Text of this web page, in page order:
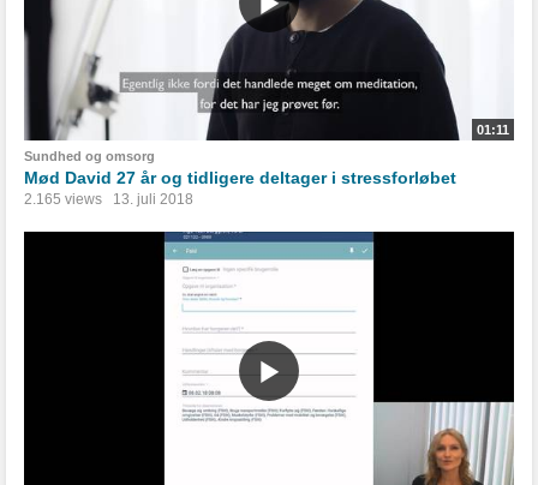
01:11
Sundhed og omsorg
Mød David 27 år og tidligere deltager i stressforløbet
2.165 views 13. juli 2018